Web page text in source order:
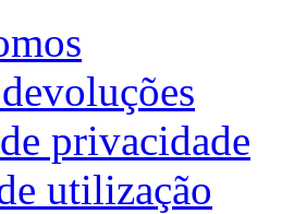
privacidade
utilização